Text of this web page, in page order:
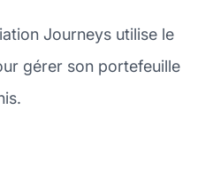
Journeys utilise le
gérer son portefeuille